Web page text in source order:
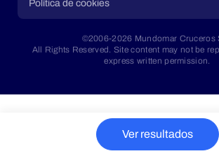
Ver resultados
Política de cookies
©2006-2026 Mundomar Cruceros
All Rights Reserved. Site content may not be
express written permission.